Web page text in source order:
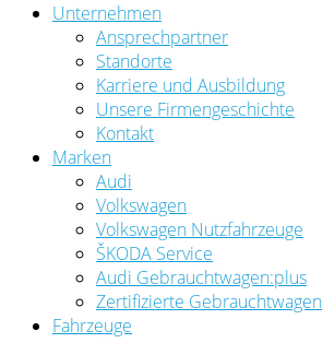
Unternehmen
Ansprechpartner
Standorte
Karriere und Ausbildung
Unsere Firmengeschichte
Kontakt
Marken
Audi
Volkswagen
Volkswagen Nutzfahrzeuge
ŠKODA Service
Audi Gebrauchtwagen:plus
Zertifizierte Gebrauchtwagen
Fahrzeuge